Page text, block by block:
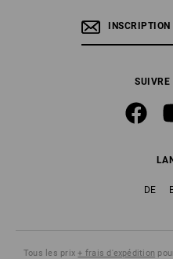
SUIVRE
DE
Tous les prix+ frais d'expédition